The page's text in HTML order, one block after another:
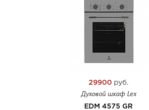
29900 руб.
Духовой шкаф Lex
EDM 4575 GR